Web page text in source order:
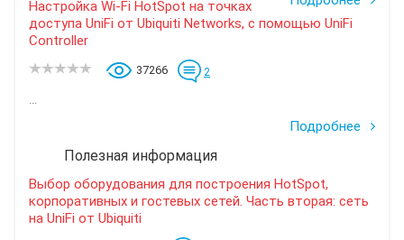
Настройка Wi-Fi HotSpot на точках
доступа UniFi от Ubiquiti Networks, с помощью UniFi
Controller
37266 2
...
Подробнее
Полезная информация
Выбор оборудования для построения HotSpot,
корпоративных и гостевых сетей. Часть вторая: сеть
на UniFi от Ubiquiti